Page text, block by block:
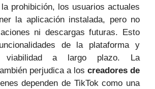
prohibición, los usuarios actuales
la aplicación instalada, pero no
ni descargas futuras. Esto
de la plataforma y
viabilidad a largo plazo. La
perjudica a los creadores de
dependen de TikTok como una